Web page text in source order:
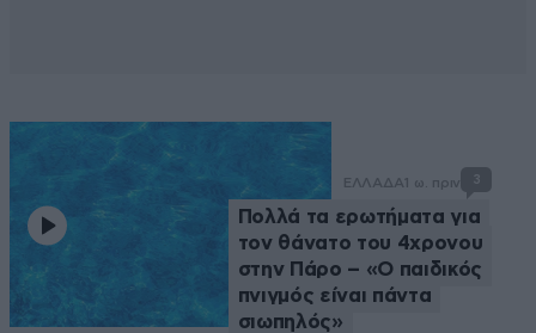
ΕΛΛΑΔΑ 1 ω. πριν 3
Πολλά τα ερωτήματα για
τον θάνατο του 4χρονου
στην Πάρο – «Ο παιδικός
πνιγμός είναι πάντα
σιωπηλός»